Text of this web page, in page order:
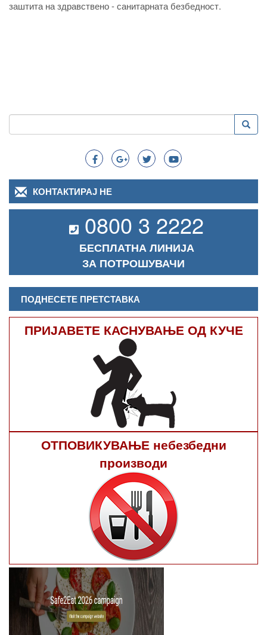
заштита на здравствено - санитарната безбедност.
Search
Пребарување
КОНТАКТИРАЈ НЕ
0800 3 2222
БЕСПЛАТНА ЛИНИЈА
ЗА ПОТРОШУВАЧИ
ПОДНЕСЕТЕ ПРЕТСТАВКА
ПРИЈАВЕТЕ КАСНУВАЊЕ ОД КУЧЕ
ОТПОВИКУВАЊЕ небезбедни
производи